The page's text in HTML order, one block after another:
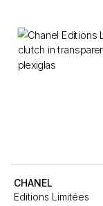
CHANEL
Editions Limitées